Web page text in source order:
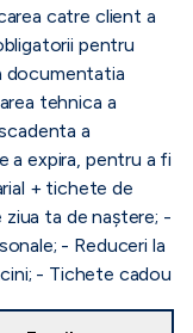
catre client a
pentru
documentatia
tehnica a
a
a expira, pentru a fi
+ tichete de
ziua ta de naștere; -
- Reduceri la
- Tichete cadou